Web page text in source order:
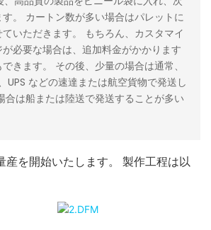
。 カートン数が多い場合はパレットに
いただきます。 もちろん、カスタマイ
必要な場合は、追加料金がかかります
きます。 その後、少量の場合は通常、
UPS などの速達または航空貨物で発送し
合は船または陸送で発送することが多い
産を開始いたします。 製作工程は以